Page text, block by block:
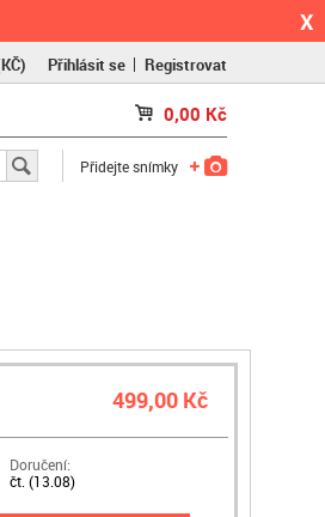
X
Přihlásit se Registrovat
0,00 Kč
Přidejte snímky
499,00 Kč
Doručení:
čt. (13.08)